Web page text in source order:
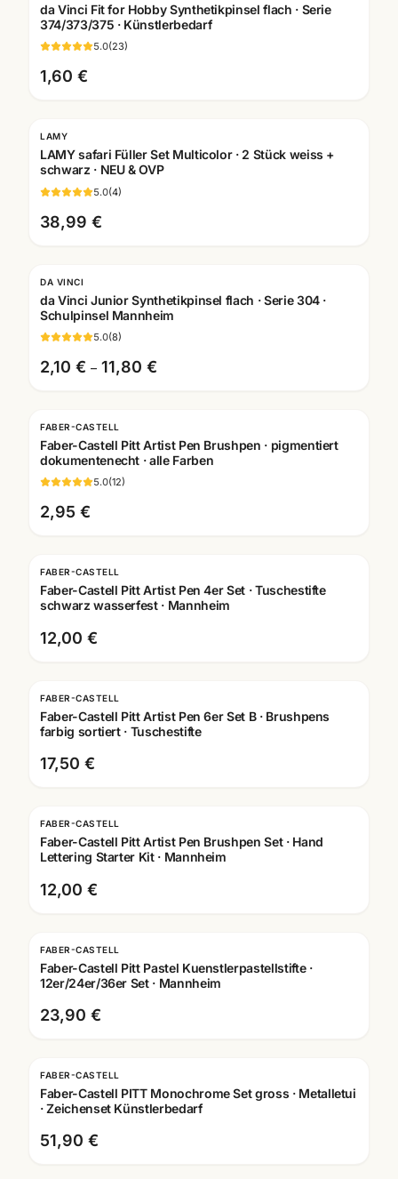
da Vinci Fit for Hobby Synthetikpinsel flach · Serie
374/373/375 · Künstlerbedarf
5.0(23)
1,60 €
LAMY
LAMY safari Füller Set Multicolor · 2 Stück weiss +
schwarz · NEU & OVP
5.0(4)
38,99 €
DA VINCI
da Vinci Junior Synthetikpinsel flach · Serie 304 ·
Schulpinsel Mannheim
5.0(8)
2,10 € – 11,80 €
FABER-CASTELL
Faber-Castell Pitt Artist Pen Brushpen · pigmentiert
dokumentenecht · alle Farben
5.0(12)
2,95 €
FABER-CASTELL
Faber-Castell Pitt Artist Pen 4er Set · Tuschestifte
schwarz wasserfest · Mannheim
12,00 €
FABER-CASTELL
Faber-Castell Pitt Artist Pen 6er Set B · Brushpens
farbig sortiert · Tuschestifte
17,50 €
FABER-CASTELL
Faber-Castell Pitt Artist Pen Brushpen Set · Hand
Lettering Starter Kit · Mannheim
12,00 €
FABER-CASTELL
Faber-Castell Pitt Pastel Kuenstlerpastellstifte ·
12er/24er/36er Set · Mannheim
23,90 €
FABER-CASTELL
Faber-Castell PITT Monochrome Set gross · Metalletui
· Zeichenset Künstlerbedarf
51,90 €